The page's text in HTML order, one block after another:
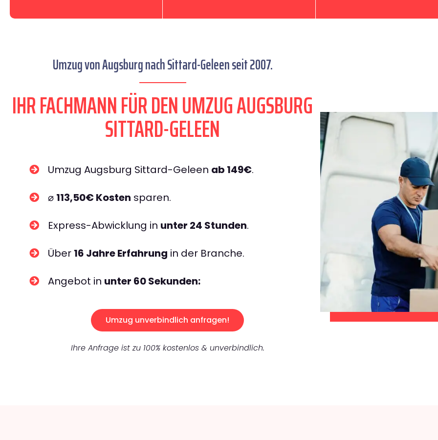
Umzug von Augsburg nach Sittard-Geleen seit 2007.
IHR FACHMANN FÜR DEN UMZUG AUGSBURG
SITTARD-GELEEN
Umzug Augsburg Sittard-Geleen ab 149€.
⌀ 113,50€ Kosten sparen.
Express-Abwicklung in unter 24 Stunden.
Über 16 Jahre Erfahrung in der Branche.
Angebot in unter 60 Sekunden:
Umzug unverbindlich anfragen!
Ihre Anfrage ist zu 100% kostenlos & unverbindlich.